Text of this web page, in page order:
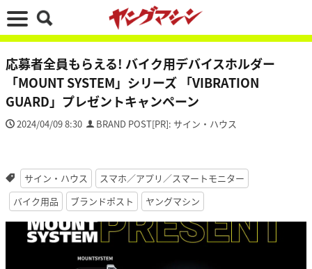
応募者全員もらえる! バイク用デバイスホルダー
「MOUNT SYSTEM」シリーズ 「VIBRATION
GUARD」プレゼントキャンペーン
2024/04/09 8:30 BRAND POST[PR]: サイン・ハウス
サイン・ハウス
スマホ／アプリ／スマートモニター
バイク用品
ブランドポスト ヤングマシン